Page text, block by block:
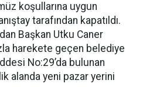
koşullarına uygun
tarafından kapatıldı.
Başkan Utku Caner
harekete geçen belediye
No:29’da bulunan
alanda yeni pazar yerini